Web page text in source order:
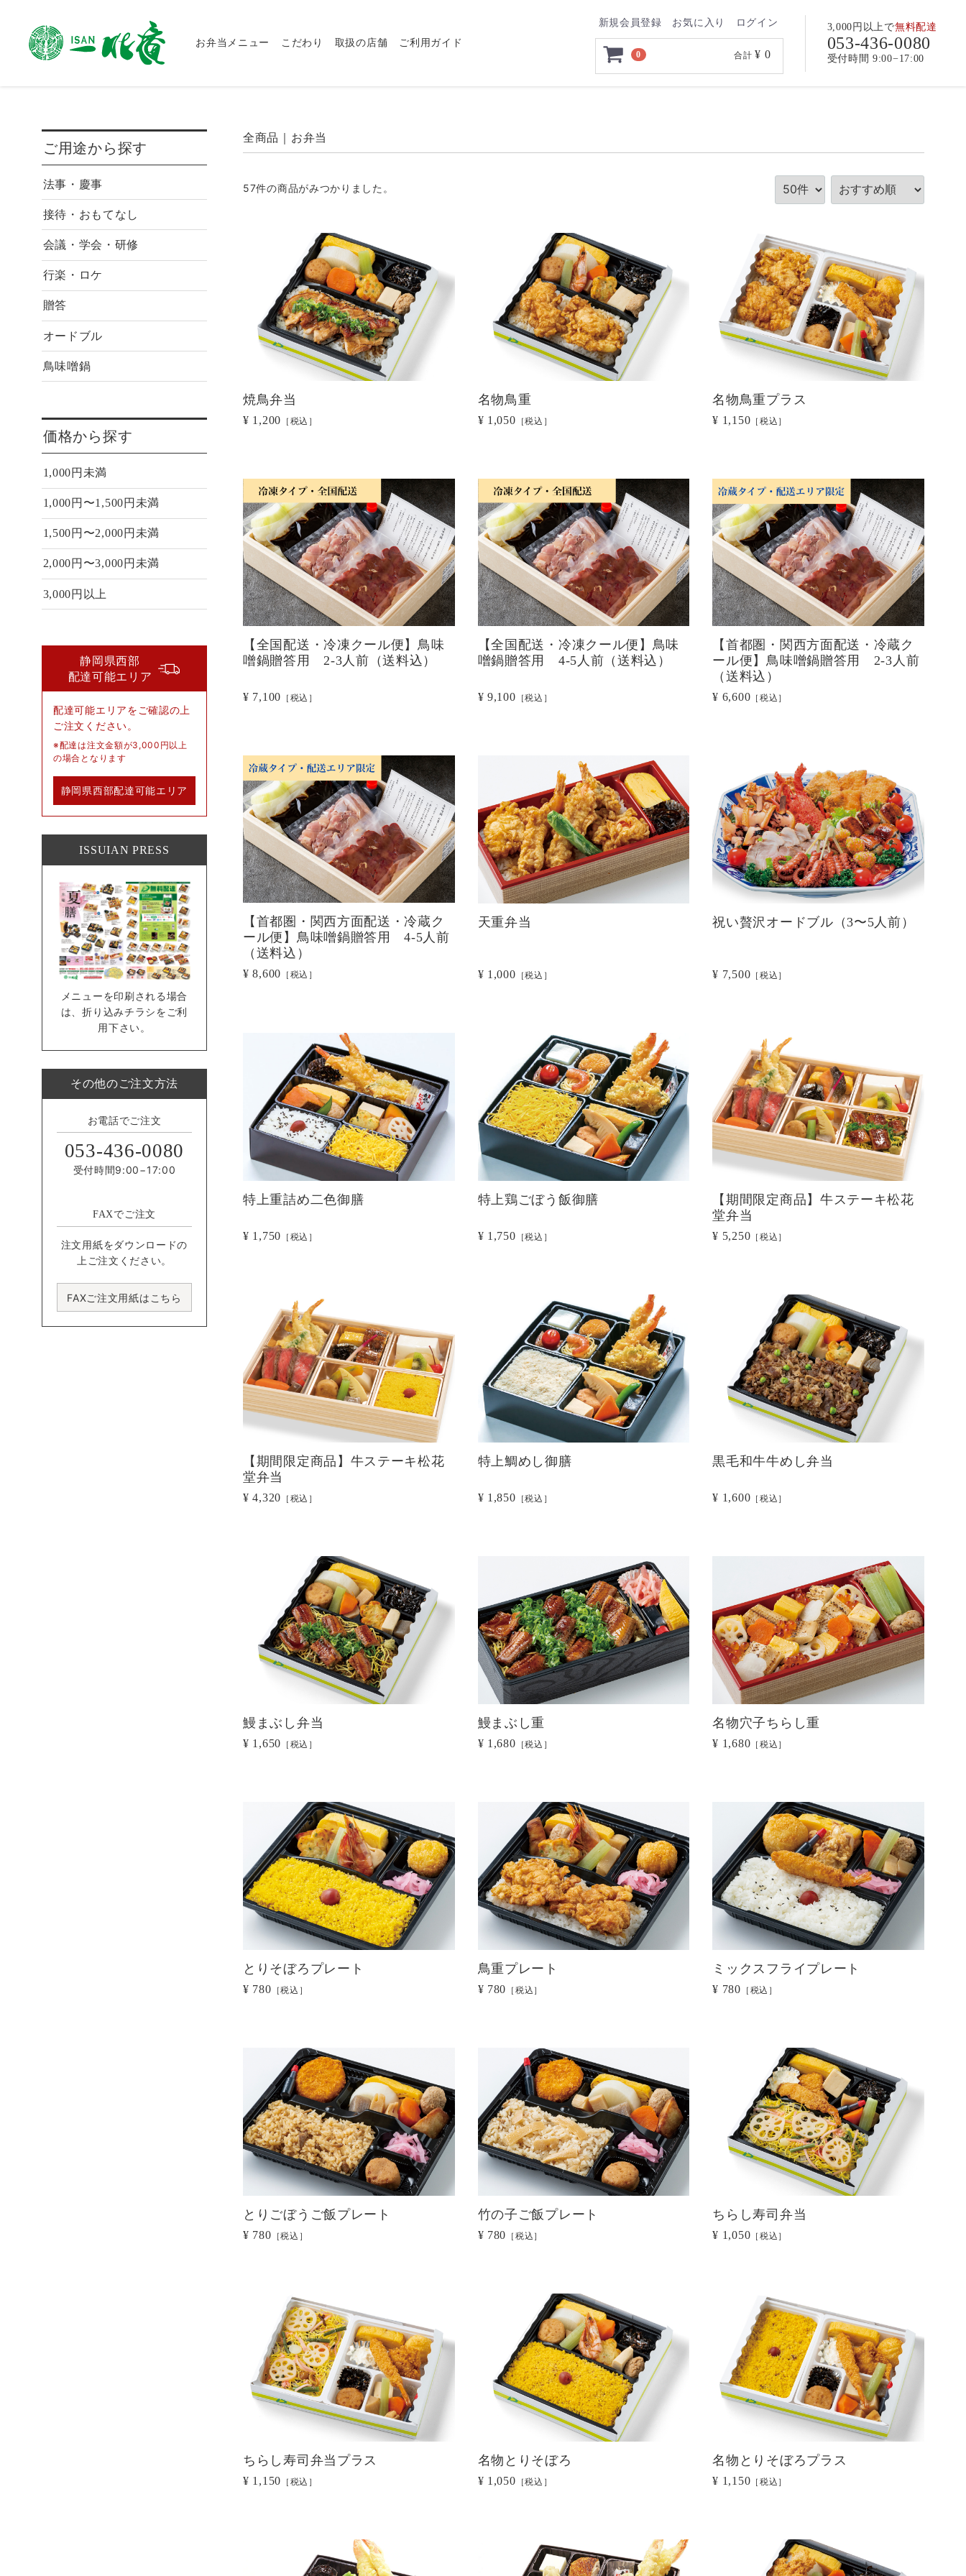
お弁当メニュー こだわり 取扱の店舗 ご利用ガイド
新規会員登録 お気に入り ログイン
0 合計 ¥ 0
3,000円以上で無料配達
053-436-0080
受付時間 9:00−17:00
ご用途から探す
法事・慶事
接待・おもてなし
会議・学会・研修
行楽・ロケ
贈答
オードブル
鳥味噌鍋
価格から探す
1,000円未満
1,000円〜1,500円未満
1,500円〜2,000円未満
2,000円〜3,000円未満
3,000円以上
静岡県西部
配達可能エリア
配達可能エリアをご確認の上
ご注文ください。
※配達は注文金額が3,000円以上
の場合となります
静岡県西部配達可能エリア
のご確認
ISSUIAN PRESS
メニューを印刷される場合
は、折り込みチラシをご利
用下さい。
その他のご注文方法
お電話でご注文
053-436-0080
受付時間9:00−17:00
FAXでご注文
注文用紙をダウンロードの
上ご注文ください。
FAXご注文用紙はこちら
全商品 お弁当
57件の商品がみつかりました。
焼鳥弁当
¥ 1,200 ［税込］
名物鳥重
¥ 1,050 ［税込］
名物鳥重プラス
¥ 1,150 ［税込］
【全国配送・冷凍クール便】鳥味
噌鍋贈答用 2-3人前（送料込）
¥ 7,100 ［税込］
【全国配送・冷凍クール便】鳥味
噌鍋贈答用 4-5人前（送料込）
¥ 9,100 ［税込］
【首都圏・関西方面配送・冷蔵ク
ール便】鳥味噌鍋贈答用 2-3人前
（送料込）
¥ 6,600 ［税込］
【首都圏・関西方面配送・冷蔵ク
ール便】鳥味噌鍋贈答用 4-5人前
（送料込）
¥ 8,600 ［税込］
天重弁当
¥ 1,000 ［税込］
祝い贅沢オードブル（3〜5人前）
¥ 7,500 ［税込］
特上重詰め二色御膳
¥ 1,750 ［税込］
特上鶏ごぼう飯御膳
¥ 1,750 ［税込］
【期間限定商品】牛ステーキ松花
堂弁当
¥ 5,250 ［税込］
【期間限定商品】牛ステーキ松花
堂弁当
¥ 4,320 ［税込］
特上鯛めし御膳
¥ 1,850 ［税込］
黒毛和牛牛めし弁当
¥ 1,600 ［税込］
鰻まぶし弁当
¥ 1,650 ［税込］
鰻まぶし重
¥ 1,680 ［税込］
名物穴子ちらし重
¥ 1,680 ［税込］
とりそぼろプレート
¥ 780 ［税込］
鳥重プレート
¥ 780 ［税込］
ミックスフライプレート
¥ 780 ［税込］
とりごぼうご飯プレート
¥ 780 ［税込］
竹の子ご飯プレート
¥ 780 ［税込］
ちらし寿司弁当
¥ 1,050 ［税込］
ちらし寿司弁当プラス
¥ 1,150 ［税込］
名物とりそぼろ
¥ 1,050 ［税込］
名物とりそぼろプラス
¥ 1,150 ［税込］